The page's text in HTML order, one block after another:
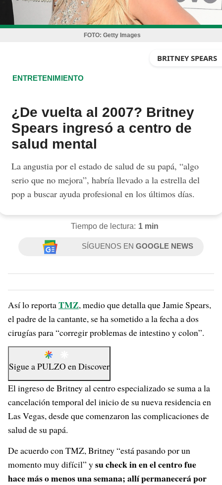
FOTO: Getty Images
BRITNEY SPEARS
ENTRETENIMIENTO
¿De vuelta al 2007? Britney
Spears ingresó a centro de
salud mental
La angustia por el estado de salud de su papá, “algo
serio que no mejora”, habría llevado a la estrella del
pop a buscar ayuda profesional en los últimos días.
Tiempo de lectura: 1 min
SÍGUENOS ENGOOGLE NEWS
Así lo reportaTMZ, medio que detalla que Jamie Spears,
el padre de la cantante, se ha sometido a la fecha a dos
cirugías para “corregir problemas de intestino y colon”.
Sigue aPULZO enDiscover
El ingreso de Britney al centro especializado se suma a la
cancelación temporal del inicio de su nueva residencia en
Las Vegas, desde que comenzaron las complicaciones de
salud de su papá.
De acuerdo con TMZ, Britney “está pasando por un
momento muy difícil” ysu check in en el centro fue
hace más o menos una semana; allí permanecerá por